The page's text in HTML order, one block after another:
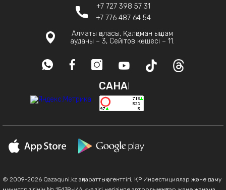
+7 727 398 57 31
+7 776 487 64 54
Алматы қаласы, Қалқаман ықшам
ауданы – 3, Сейітов көшесі – 11.
САНАҚ
© 2009-2026 Qazaquni.kz ақпараттық агенттігі, ҚР Инвестициялар және даму